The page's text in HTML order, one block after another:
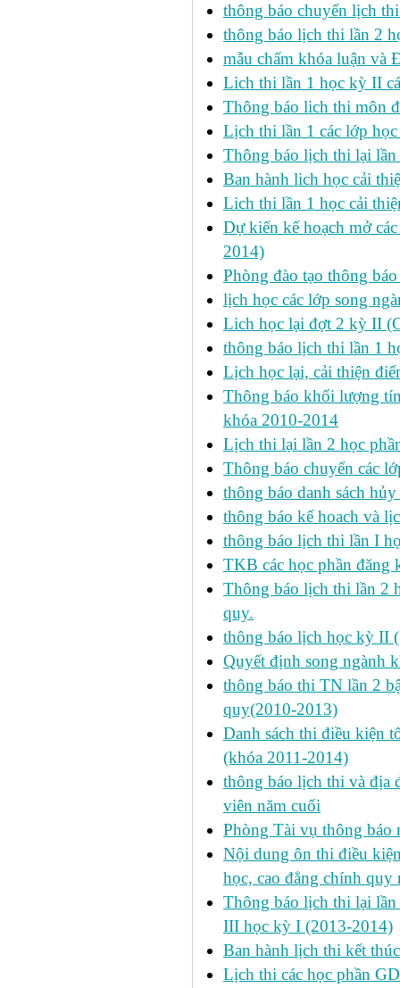
thông báo chuyển lịch
thông báo lịch thi lần 2
mẫu chấm khóa luận và
Lich thi lần 1 học kỳ II
Thông báo lich thi môn
Lịch thi lần 1 các lớp
Thông báo lịch thi lại
Ban hành lich học cải
Lich thi lần 1 học cải
Dự kiến kế hoạch mở
2014)
Phòng đào tạo thông
lịch học các lớp song
Lich học lại đợt 2 kỳ II
thông báo lịch thi lần 1
Lịch học lại, cải thiện
Thông báo khối lượng
khóa 2010-2014
Lịch thi lại lần 2 học
Thông báo chuyển các
thông báo danh sách
thông báo kế hoach và
thông báo lịch thi lần I
TKB các học phần
Thông báo lịch thi lần 2
quy.
thông báo lịch học kỳ II
Quyết định song ngành
thông báo thi TN lần 2
quy(2010-2013)
Danh sách thi điều kiện
(khóa 2011-2014)
thông báo lịch thi và địa
viên năm cuối
Phòng Tài vụ thông báo
Nội dung ôn thi điều
học, cao đẳng chính quy
Thông báo lịch thi lại
III học kỳ I (2013-2014)
Ban hành lịch thi kết
Lịch thi các học phần